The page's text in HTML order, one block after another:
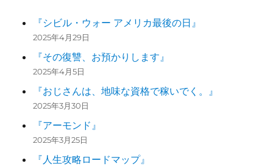
『シビル・ウォー アメリカ最後の日』
2025年4月29日
『その復讐、お預かりします』
2025年4月5日
『おじさんは、地味な資格で稼いでく。』
2025年3月30日
『アーモンド』
2025年3月25日
『人生攻略ロードマップ』